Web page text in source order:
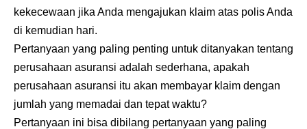
kekecewaan jika Anda mengajukan klaim atas polis Anda
di kemudian hari.
Pertanyaan yang paling penting untuk ditanyakan tentang
perusahaan asuransi adalah sederhana, apakah
perusahaan asuransi itu akan membayar klaim dengan
jumlah yang memadai dan tepat waktu?
Pertanyaan ini bisa dibilang pertanyaan yang paling